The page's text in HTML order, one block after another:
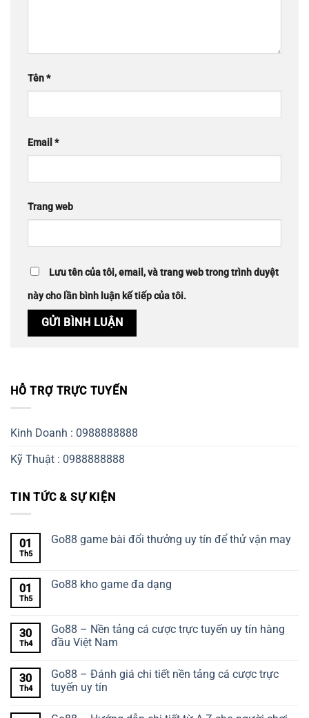
Tên*
Email *
Trang web
Lưu tên của tôi, email, và trang web trong trình duyệt
này cho lần bình luận kế tiếp của tôi.
HỖ TRỢ TRỰC TUYẾN
Kinh Doanh : 0988888888
Kỹ Thuật : 0988888888
TIN TỨC & SỰ KIỆN
01
Th5
Go88 game bài đổi thưởng uy tín để thử vận may
01
Th5
Go88 kho game đa dạng
30
Th4
Go88 – Nền tảng cá cược trực tuyến uy tín hàng
đầu Việt Nam
30
Th4
Go88 – Đánh giá chi tiết nền tảng cá cược trực
tuyến uy tín